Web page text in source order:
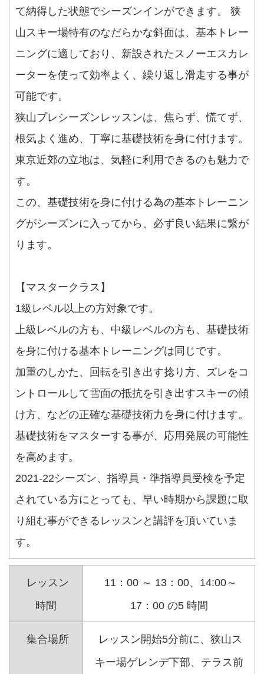
て納得した状態でシーズンインができます。 狭
山スキー場特有のなだらかな斜面は、基本トレー
ニングに適しており、新設されたスノーエスカレ
ーターを使って効率よく、繰り返し滑走する事が
可能です。
狭山プレシーズンレッスンは、焦らず、慌てず、
根気よく進め、丁寧に基礎技術を身に付けます。
東京近郊の立地は、気軽に利用できるのも魅力で
す。
この、基礎技術を身に付ける為の基本トレーニン
グがシーズンに入ってから、必ず良い結果に繋が
ります。
【マスタークラス】
1級レベル以上の方対象です。
上級レベルの方も、中級レベルの方も、基礎技術
を身に付ける基本トレーニングは同じです。
加重のしかた、回転を引き出す捻り方、ズレをコ
ントロールして雪面の抵抗を引き出すスキーの傾
け方、などの正確な基礎技術力を身に付けます。
基礎技術をマスターする事が、応用発展の可能性
を高めます。
2021-22シーズン、指導員・準指導員受検を予定
されている方にとっても、早い時期から課題に取
り組む事ができるレッスンと講評を頂いていま
す。
レッスン
時間
11：00 ～ 13：00、14:00～
17：00 の5 時間
集合場所
レッスン開始5分前に、狭山ス
キー場ゲレンデ下部、テラス前